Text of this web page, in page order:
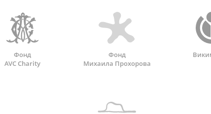
Фонд
AVC Charity
Фонд
Михаила Прохорова